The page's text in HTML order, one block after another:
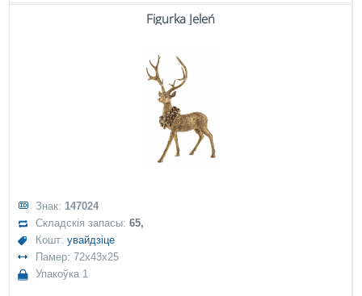
Figurka Jeleń
Знак: 147024
Складскія запасы:65,
Кошт:увайдзіце
Памер: 72x43x25
Упакоўка 1